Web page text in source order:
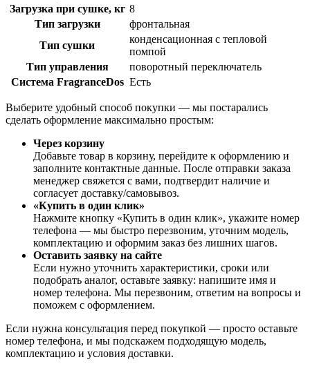
Загрузка при сушке, кг 8
Тип загрузки
фронтальная
Тип сушки
конденсационная с тепловой
помпой
Тип управления
поворотный переключатель
Система FragranceDos Есть
Выберите удобный способ покупки — мы постарались
сделать оформление максимально простым:
Через корзину
Добавьте товар в корзину, перейдите к оформлению и
заполните контактные данные. После отправки заказа
менеджер свяжется с вами, подтвердит наличие и
согласует доставку/самовывоз.
«Купить в один клик»
Нажмите кнопку «Купить в один клик», укажите номер
телефона — мы быстро перезвоним, уточним модель,
комплектацию и оформим заказ без лишних шагов.
Оставить заявку на сайте
Если нужно уточнить характеристики, сроки или
подобрать аналог, оставьте заявку: напишите имя и
номер телефона. Мы перезвоним, ответим на вопросы и
поможем с оформлением.
Если нужна консультация перед покупкой — просто оставьте
номер телефона, и мы подскажем подходящую модель,
комплектацию и условия доставки.